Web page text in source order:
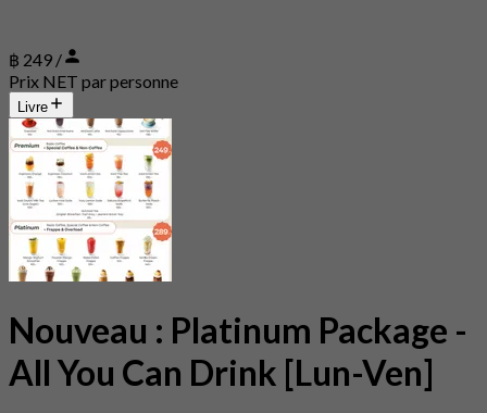
฿ 249 /
Prix NET par personne
Livre
Nouveau : Platinum Package -
All You Can Drink [Lun-Ven]